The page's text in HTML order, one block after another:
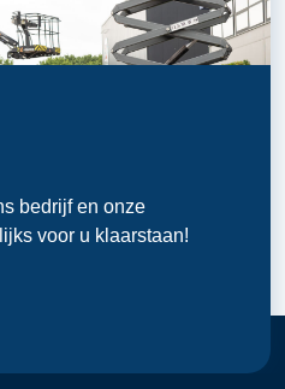
bedrijf en onze
voor u klaarstaan!